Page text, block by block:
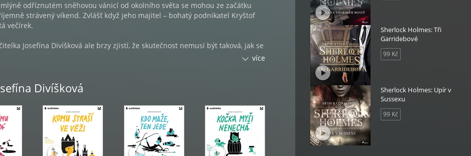
odříznutém sněhovou vánicí od okolního světa se mohou ze začátku
strávený víkend. Zvlášť když jeho majitel – bohatý podnikatel Kryštof
večírek.
Josefína Divíšková ale brzy zjistí, že skutečnost nemusí být taková, jak se
se s osobitým stylem a za vydatné pomoci komisaře Tvrdíka snaží přijít
Při svém pátrání se nevyhnou nebezpečným ani humorným situacím, a
málo, do věci se zamíchá i Josefínino nevypočitatelné příbuzenstvo.
vyrůstala v Žatci, v Plzni studovala na Fakultě humanitních studií. Nyní
více
Divíšková
Sherlock Holmes: Tři
Garridebové
99 Kč
Sherlock Holmes: Upír v
Sussexu
99 Kč